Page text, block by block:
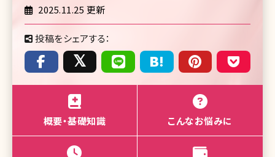
2025.11.25 更新
投稿をシェアする：
概要・基礎知識 こんなお悩みに